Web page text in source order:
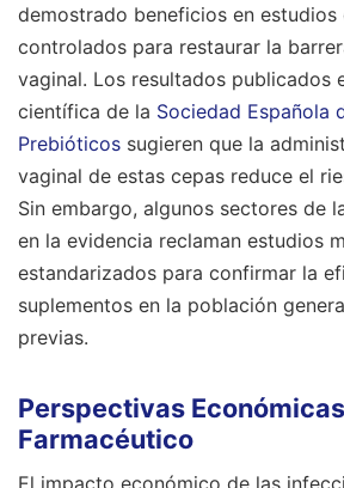
demostrado beneficios en estudios
controlados para restaurar la
vaginal. Los resultados publicados
científica de la Sociedad Española
Prebióticos sugieren que la
vaginal de estas cepas reduce el
Sin embargo, algunos sectores de
en la evidencia reclaman estudios
estandarizados para confirmar la
suplementos en la población
previas.
Perspectivas
Farmacéutico